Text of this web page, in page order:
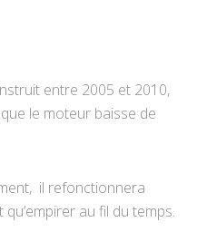
entre 2005 et 2010,
le moteur baisse de
il refonctionnera
au fil du temps.